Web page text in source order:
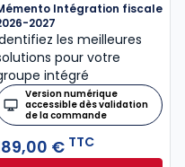
Intégration fiscale
2027
les meilleures
pour votre
intégré
Version numérique
accessible dès validation
de la commande
€ TTC